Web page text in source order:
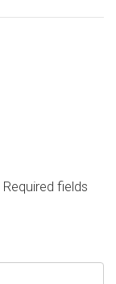
Required fields